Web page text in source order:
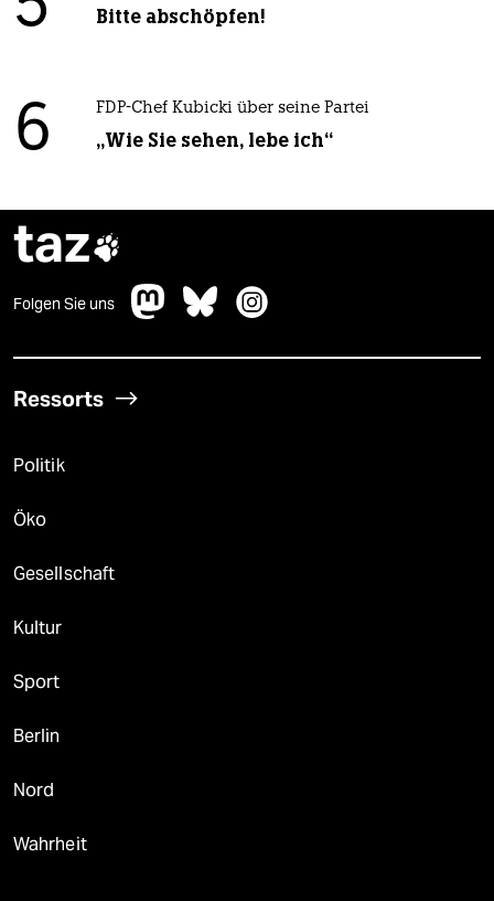
Bitte abschöpfen!
6 FDP-Chef Kubicki über seine Partei
„Wie Sie sehen, lebe ich“
taz
Folgen Sie uns
Ressorts
Politik
Öko
Gesellschaft
Kultur
Sport
Berlin
Nord
Wahrheit